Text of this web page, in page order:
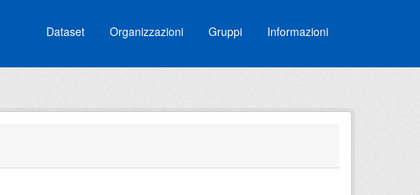
Dataset Organizzazioni Gruppi Informazioni